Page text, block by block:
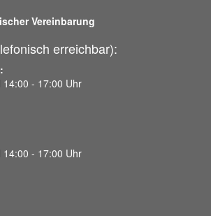
Vereinbarung
erreichbar):
- 17:00 Uhr
- 17:00 Uhr